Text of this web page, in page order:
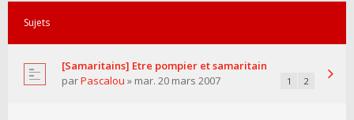
Sujets
[Samaritains] Etre pompier et samaritain
parPascalou » mar. 20 mars 2007 1 2